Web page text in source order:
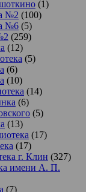
(1)
№2 (100)
№6 (5)
(259)
(12)
(5)
(6)
(10)
(14)
(6)
(5)
(13)
(17)
(17)
г. Клин (327)
имени А. П.
(7)